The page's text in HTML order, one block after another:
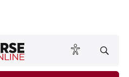
BÖRSE ONLINE lesen